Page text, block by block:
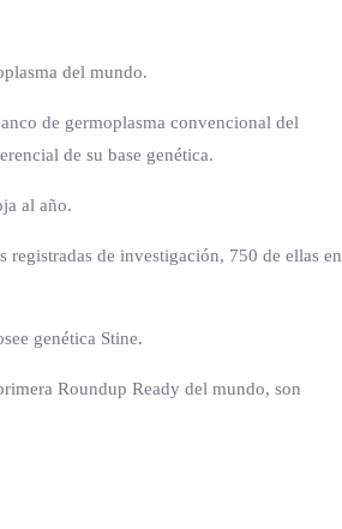
del mundo.
de germoplasma convencional del
de su base genética.
al año.
registradas de investigación, 750 de ellas en
genética Stine.
Roundup Ready del mundo, son